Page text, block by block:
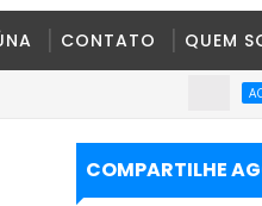
CONTATO QUEM
COMPARTILHE